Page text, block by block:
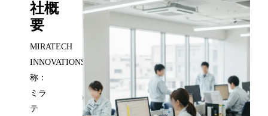
社概
要
MIRATECH
INNOVATIONS（略
称：
ミラ
テ